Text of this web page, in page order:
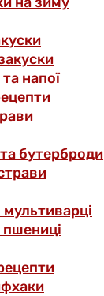
напої
та бутерброди